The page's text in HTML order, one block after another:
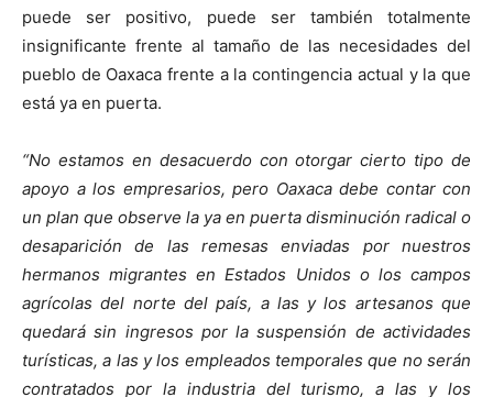
puede ser positivo, puede ser también totalmente
insignificante frente al tamaño de las necesidades del
pueblo de Oaxaca frente a la contingencia actual y la que
está ya en puerta.
“No estamos en desacuerdo con otorgar cierto tipo de
apoyo a los empresarios, pero Oaxaca debe contar con
un plan que observe la ya en puerta disminución radical o
desaparición de las remesas enviadas por nuestros
hermanos migrantes en Estados Unidos o los campos
agrícolas del norte del país, a las y los artesanos que
quedará sin ingresos por la suspensión de actividades
turísticas, a las y los empleados temporales que no serán
contratados por la industria del turismo, a las y los